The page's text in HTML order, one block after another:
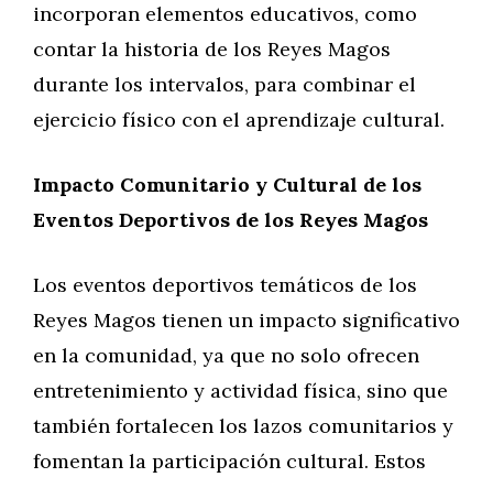
incorporan elementos educativos, como
contar la historia de los Reyes Magos
durante los intervalos, para combinar el
ejercicio físico con el aprendizaje cultural.
Impacto Comunitario y Cultural de los
Eventos Deportivos de los Reyes Magos
Los eventos deportivos temáticos de los
Reyes Magos tienen un impacto significativo
en la comunidad, ya que no solo ofrecen
entretenimiento y actividad física, sino que
también fortalecen los lazos comunitarios y
fomentan la participación cultural. Estos